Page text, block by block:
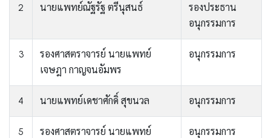
2 นายแพทย์ณัฐรัฐ ตรีนุสนธ์
รองประธาน
อนุกรรมการ
3
รองศาสตราจารย์ นายแพทย์
เจษฎา กาญจนอัมพร
อนุกรรมการ
4 นายแพทย์เดชาศักดิ์ สุขนวล อนุกรรมการ
5
รองศาสตราจารย์ นายแพทย์
อนุกรรมการ